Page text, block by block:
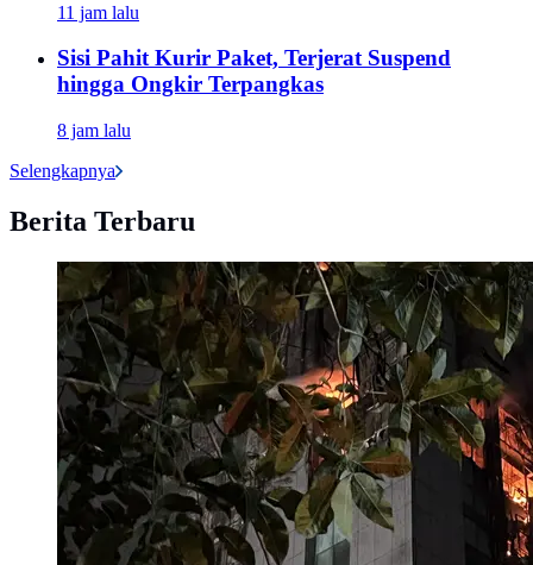
11 jam lalu
Sisi Pahit Kurir Paket, Terjerat Suspend
hingga Ongkir Terpangkas
8 jam lalu
Selengkapnya
Berita Terbaru